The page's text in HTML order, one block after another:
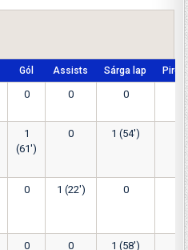
Gól Assists Sárga lap
0 0 0 0
1
(61')
0 1 (54') 0
0 1 (22') 0 0
0 0 1 (58') 0